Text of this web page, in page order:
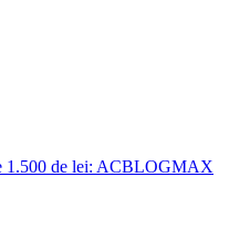
1.500 de lei: ACBLOGMAX